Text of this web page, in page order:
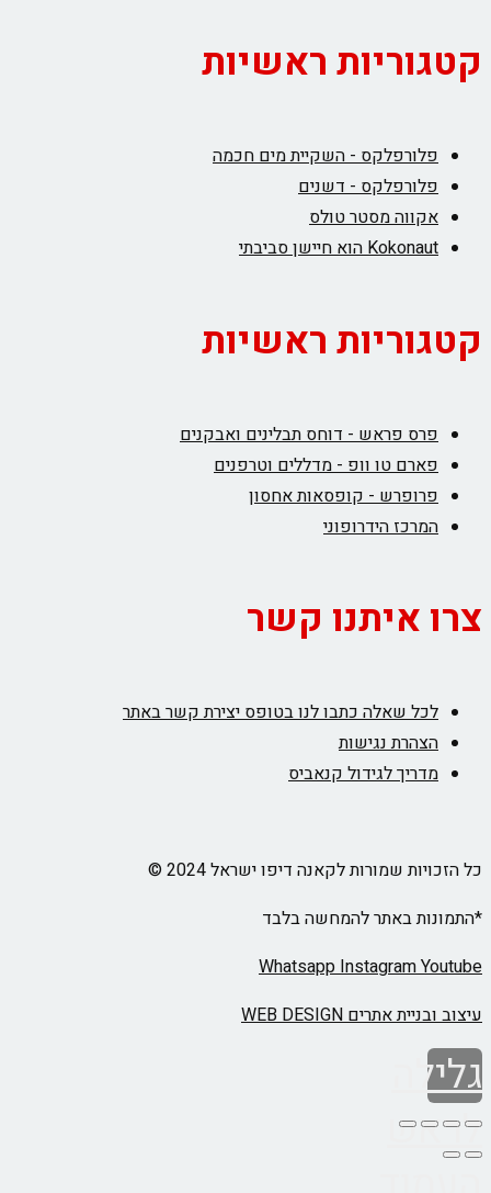
קטגוריות ראשיות
פלורפלקס - השקיית מים חכמה
פלורפלקס - דשנים
אקווה מסטר טולס
Kokonaut הוא חיישן סביבתי
קטגוריות ראשיות
פרס פראש - דוחס תבלינים ואבקנים
פארם טו וופ - מדללים וטרפנים
פרופרש - קופסאות אחסון
המרכז הידרופוני
צרו איתנו קשר
לכל שאלה כתבו לנו בטופס יצירת קשר באתר
הצהרת נגישות
מדריך לגידול קנאביס
כל הזכויות שמורות לקאנה דיפו ישראל 2024 ©
*התמונות באתר להמחשה בלבד
WhatsappInstagramYoutube
עיצוב ובניית אתרים WEB DESIGN
גלילה
לראש